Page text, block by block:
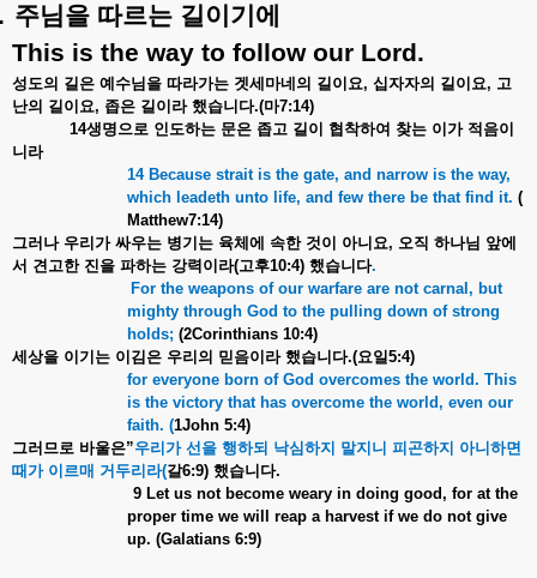
주님을 따르는 길이기에
This is the way to follow our Lord.
성도의 길은 예수님을 따라가는 겟세마네의 길이요, 십자자의 길이요, 고
난의 길이요, 좁은 길이라 했습니다.(마7:14)
14생명으로 인도하는 문은 좁고 길이 협착하여 찾는 이가 적음이
니라
14 Because strait is the gate, and narrow is the way,
which leadeth unto life, and few there be that find it. (
Matthew7:14)
그러나 우리가 싸우는 병기는 육체에 속한 것이 아니요, 오직 하나님 앞에
서 견고한 진을 파하는 강력이라(고후10:4) 했습니다.
For the weapons of our warfare are not carnal, but
mighty through God to the pulling down of strong
holds; (2Corinthians 10:4)
세상을 이기는 이김은 우리의 믿음이라 했습니다.(요일5:4)
for everyone born of God overcomes the world. This
is the victory that has overcome the world, even our
faith. (1John 5:4)
그러므로 바울은”우리가 선을 행하되 낙심하지 말지니 피곤하지 아니하면
때가 이르매 거두리라(갈6:9) 했습니다.
9 Let us not become weary in doing good, for at the
proper time we will reap a harvest if we do not give
up. (Galatians 6:9)